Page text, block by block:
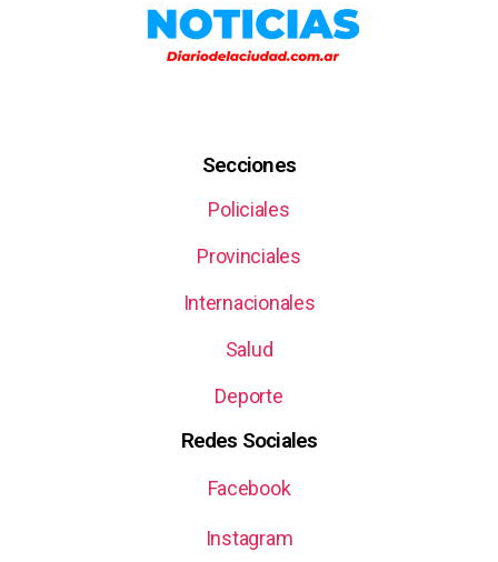
Secciones
Policiales
Provinciales
Internacionales
Salud
Deporte
Redes Sociales
Facebook
Instagram